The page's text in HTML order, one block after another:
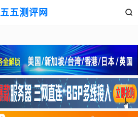
五五测评网 